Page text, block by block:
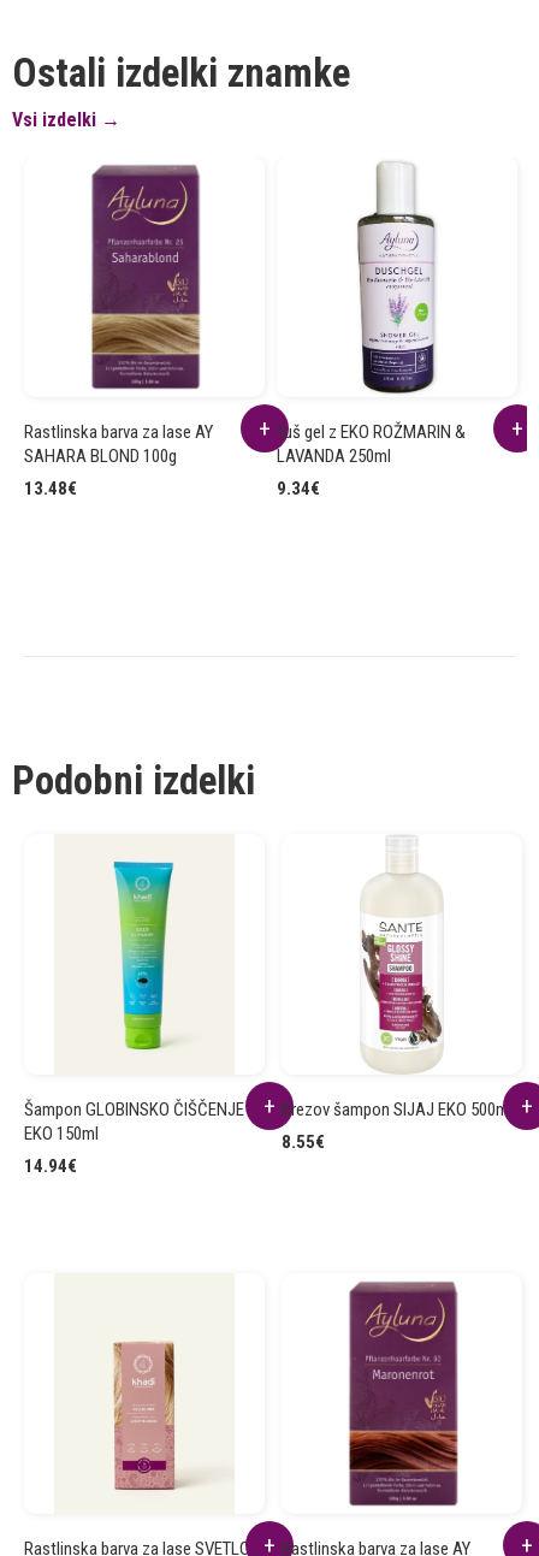
Ostali izdelki znamke
Vsi izdelki →
Rastlinska barva za lase AY
SAHARA BLOND 100g
13.48€
Tuš gel z EKO ROŽMARIN &
LAVANDA 250ml
9.34€
Podobni izdelki
Šampon GLOBINSKO ČIŠČENJE
EKO 150ml
14.94€
Brezov šampon SIJAJ EKO 500ml
8.55€
Rastlinska barva za lase SVETLO Rastlinska barva za lase AY